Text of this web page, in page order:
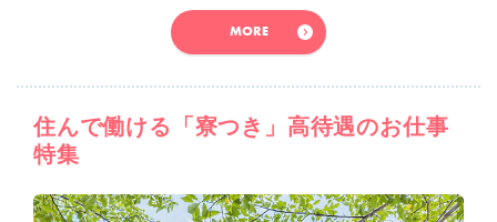
MORE
住んで働ける「寮つき」高待遇のお仕事
特集